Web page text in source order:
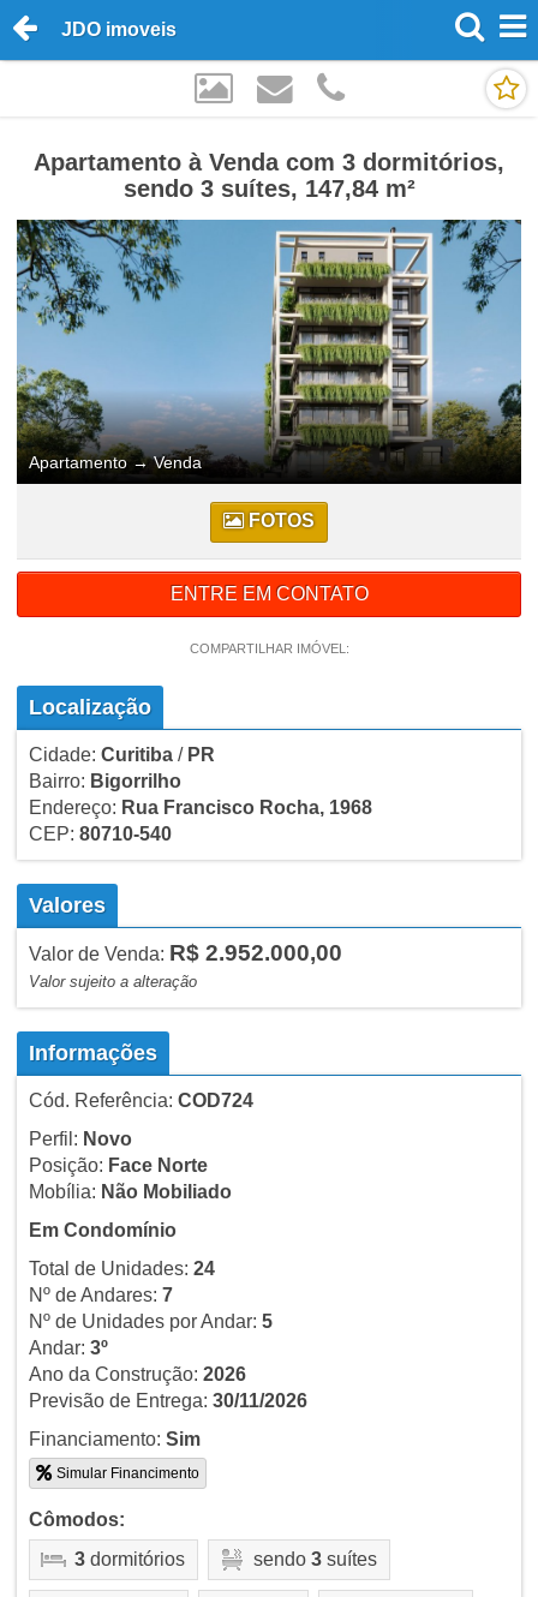
JDO imoveis
Apartamento à Venda com 3 dormitórios,
sendo 3 suítes, 147,84 m²
Apartamento→Venda
FOTOS
ENTRE EM CONTATO
COMPARTILHAR IMÓVEL:
Localização
Cidade: Curitiba/ PR
Bairro: Bigorrilho
Endereço: Rua Francisco Rocha, 1968
CEP: 80710-540
Valores
Valor de Venda: R$ 2.952.000,00
Valor sujeito a alteração
Informações
Cód. Referência: COD724
Perfil: Novo
Posição: Face Norte
Mobília: Não Mobiliado
Em Condomínio
Total de Unidades: 24
Nº de Andares: 7
Nº de Unidades por Andar: 5
Andar: 3º
Ano da Construção: 2026
Previsão de Entrega: 30/11/2026
Financiamento: Sim
Simular Financimento
Cômodos:
3dormitórios sendo 3suítes